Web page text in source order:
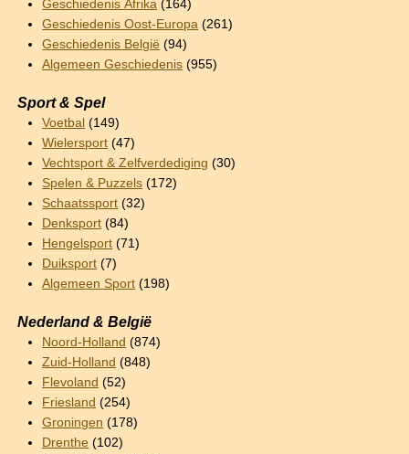
Geschiedenis Afrika (164)
Geschiedenis Oost-Europa (261)
Geschiedenis België (94)
Algemeen Geschiedenis (955)
Sport & Spel
Voetbal (149)
Wielersport (47)
Vechtsport & Zelfverdediging (30)
Spelen & Puzzels (172)
Schaatssport (32)
Denksport (84)
Hengelsport (71)
Duiksport (7)
Algemeen Sport (198)
Nederland & België
Noord-Holland (874)
Zuid-Holland (848)
Flevoland (52)
Friesland (254)
Groningen (178)
Drenthe (102)